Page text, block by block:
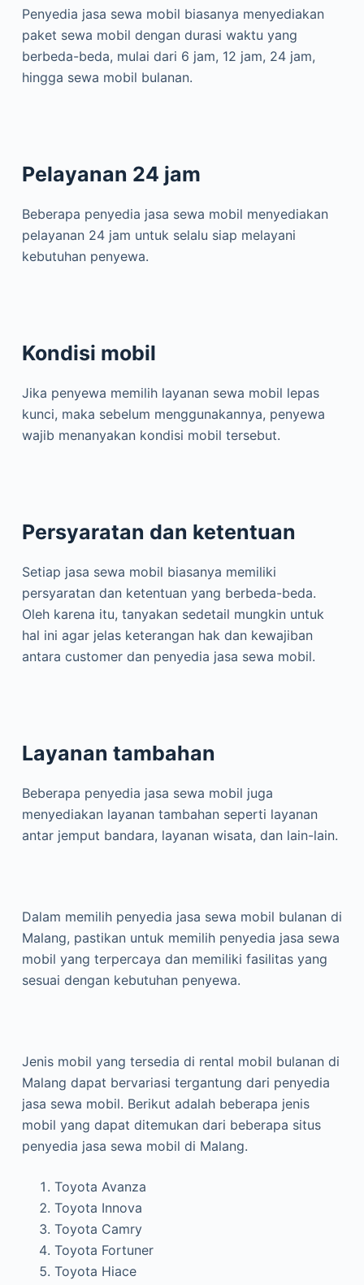
Penyedia jasa sewa mobil biasanya menyediakan
paket sewa mobil dengan durasi waktu yang
berbeda-beda, mulai dari 6 jam, 12 jam, 24 jam,
hingga sewa mobil bulanan.
Pelayanan 24 jam
Beberapa penyedia jasa sewa mobil menyediakan
pelayanan 24 jam untuk selalu siap melayani
kebutuhan penyewa.
Kondisi mobil
Jika penyewa memilih layanan sewa mobil lepas
kunci, maka sebelum menggunakannya, penyewa
wajib menanyakan kondisi mobil tersebut.
Persyaratan dan ketentuan
Setiap jasa sewa mobil biasanya memiliki
persyaratan dan ketentuan yang berbeda-beda.
Oleh karena itu, tanyakan sedetail mungkin untuk
hal ini agar jelas keterangan hak dan kewajiban
antara customer dan penyedia jasa sewa mobil.
Layanan tambahan
Beberapa penyedia jasa sewa mobil juga
menyediakan layanan tambahan seperti layanan
antar jemput bandara, layanan wisata, dan lain-lain.
Dalam memilih penyedia jasa sewa mobil bulanan di
Malang, pastikan untuk memilih penyedia jasa sewa
mobil yang terpercaya dan memiliki fasilitas yang
sesuai dengan kebutuhan penyewa.
Jenis mobil yang tersedia di rental mobil bulanan di
Malang dapat bervariasi tergantung dari penyedia
jasa sewa mobil. Berikut adalah beberapa jenis
mobil yang dapat ditemukan dari beberapa situs
penyedia jasa sewa mobil di Malang.
Toyota Avanza
Toyota Innova
Toyota Camry
Toyota Fortuner
Toyota Hiace